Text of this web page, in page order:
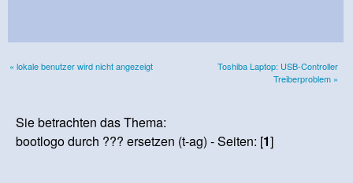
« lokale benutzer wird nicht angezeigt
Toshiba Laptop: USB-Controller
Treiberproblem »
Sie betrachten das Thema:
bootlogo durch ??? ersetzen (t-ag) - Seiten: [1]